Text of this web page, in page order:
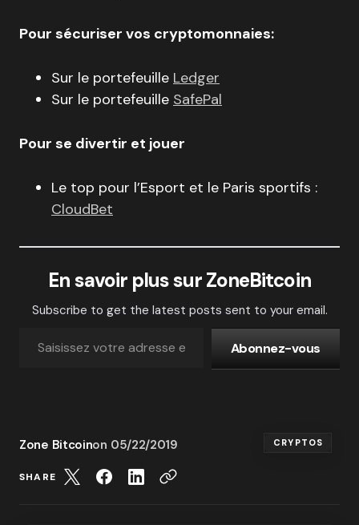
Pour sécuriser vos cryptomonnaies:
Sur le portefeuille Ledger
Sur le portefeuille SafePal
Pour se divertir et jouer
Le top pour l’Esport et le Paris sportifs :
CloudBet
En savoir plus sur ZoneBitcoin
Subscribe to get the latest posts sent to your email.
Abonnez-vous
Zone Bitcoinon 05/22/2019 CRYPTOS
SHARE